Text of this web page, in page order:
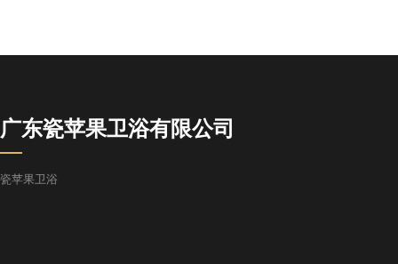
广东瓷苹果卫浴有限公司
瓷苹果卫浴